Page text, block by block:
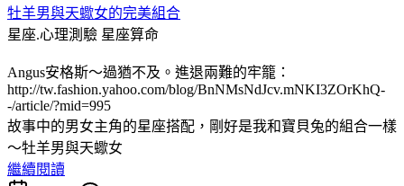
牡羊男與天蠍女的完美組合
星座.心理測驗 星座算命
Angus安格斯～過猶不及。進退兩難的牢籠：
http://tw.fashion.yahoo.com/blog/BnNMsNdJcv.mNKI3ZOrKhQ-
-/article/?mid=995
故事中的男女主角的星座搭配，剛好是我和寶貝兔的組合一樣
～牡羊男與天蠍女
繼續閱讀